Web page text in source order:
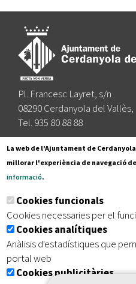
Pl. Francesc Layret, s/n
08290 Cerdanyola del Vallès,
Tel. 935 80 88 88
Segueix-nos a:
Subscriu-te al nostre
Inici | Avís legal |
| Accessibilitat
La web de l'Ajuntament de
millorar l'experiència de navegació
informació.
Cookies funcionals
Cookies necessaries per el
Cookies analítiques
Anàlisis d'estadístiques que
portal web
Cookies publicitàries